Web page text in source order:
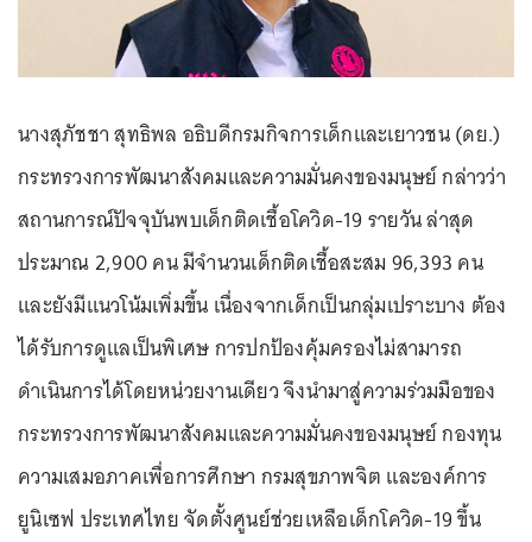
นางสุภัชชา สุทธิพล อธิบดีกรมกิจการเด็กและเยาวชน (ดย.)
กระทรวงการพัฒนาสังคมและความมั่นคงของมนุษย์ กล่าวว่า
สถานการณ์ปัจจุบันพบเด็กติดเชื้อโควิด-19 รายวัน ล่าสุด
ประมาณ 2,900 คน มีจำนวนเด็กติดเชื้อสะสม 96,393 คน
และยังมีแนวโน้มเพิ่มขึ้น เนื่องจากเด็กเป็นกลุ่มเปราะบาง ต้อง
ได้รับการดูแลเป็นพิเศษ การปกป้องคุ้มครองไม่สามารถ
ดำเนินการได้โดยหน่วยงานเดียว จึงนำมาสู่ความร่วมมือของ
กระทรวงการพัฒนาสังคมและความมั่นคงของมนุษย์ กองทุน
ความเสมอภาคเพื่อการศึกษา กรมสุขภาพจิต และองค์การ
ยูนิเซฟ ประเทศไทย จัดตั้งศูนย์ช่วยเหลือเด็กโควิด-19 ขึ้น